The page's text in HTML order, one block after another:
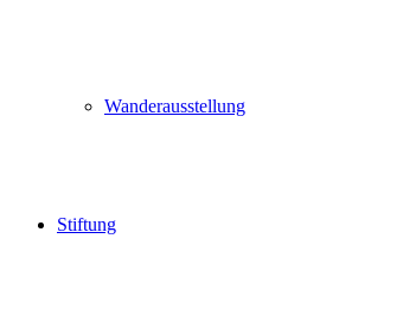
Wanderausstellung
Stiftung